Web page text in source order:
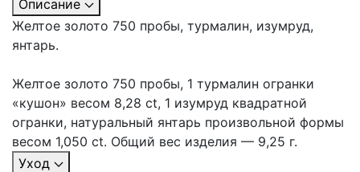
Описание
Желтое золото 750 пробы, турмалин, изумруд,
янтарь.
Желтое золото 750 пробы, 1 турмалин огранки
«кушон» весом 8,28 ct, 1 изумруд квадратной
огранки, натуральный янтарь произвольной формы
весом 1,050 ct. Общий вес изделия — 9,25 г.
Уход